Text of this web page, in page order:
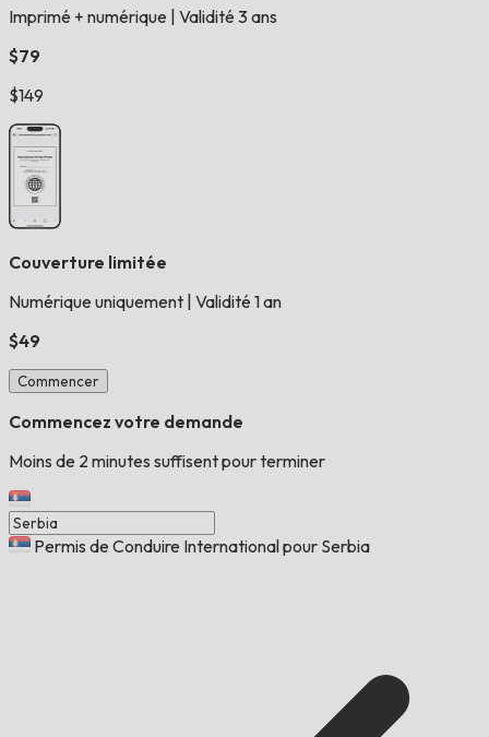
Imprimé + numérique Validité 3 ans
$79
$149
Couverture limitée
Numérique uniquement Validité 1 an
$49
Commencer
Commencez votre demande
Moins de 2 minutes suffisent pour terminer
Permis de Conduire International pour Serbia